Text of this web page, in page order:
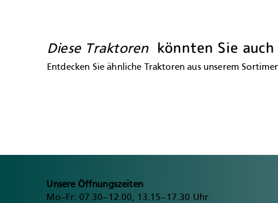
Diese Traktoren könnten Sie
Entdecken Sie ähnliche Traktoren aus unserem
Unsere Öffnungszeiten
Mo–Fr: 07.30–12.00, 13.15–17.30 Uhr